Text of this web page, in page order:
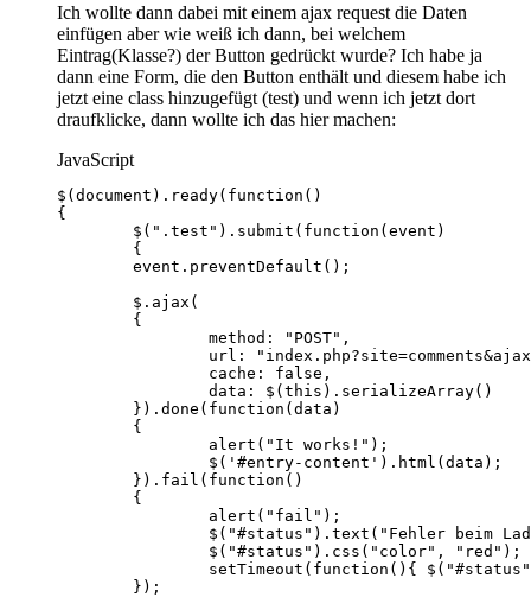
Ich wollte dann dabei mit einem ajax request die Daten
einfügen aber wie weiß ich dann, bei welchem
Eintrag(Klasse?) der Button gedrückt wurde? Ich habe ja
dann eine Form, die den Button enthält und diesem habe ich
jetzt eine class hinzugefügt (test) und wenn ich jetzt dort
draufklicke, dann wollte ich das hier machen:
JavaScript